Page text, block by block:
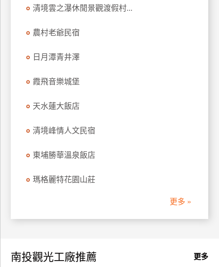
商
合
清境雲之瀑休閒景觀渡假村...
農村老爺民宿
日月潭青井澤
霞飛音樂城堡
天水蓮大飯店
清境峰情人文民宿
東埔勝華溫泉飯店
瑪格麗特花園山莊
更多 »
更多
南投觀光工廠推薦